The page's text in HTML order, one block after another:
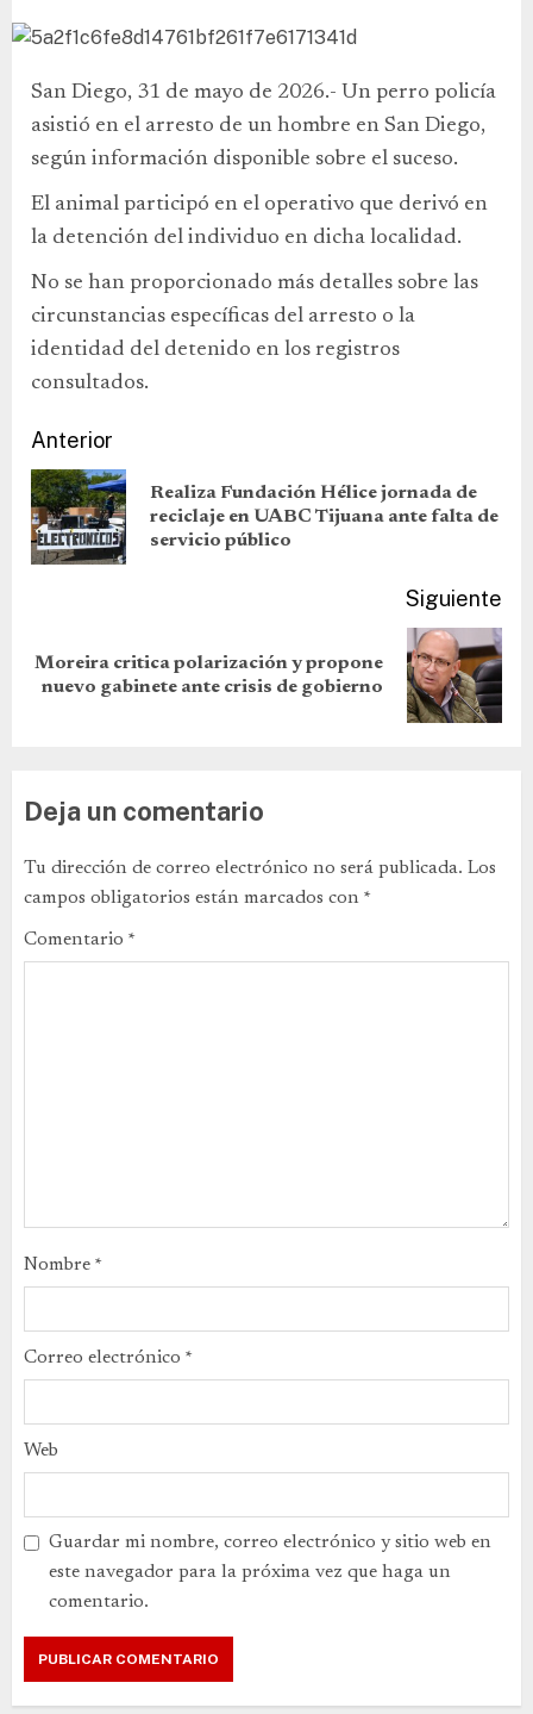
San Diego, 31 de mayo de 2026.- Un perro policía
asistió en el arresto de un hombre en San Diego,
según información disponible sobre el suceso.
El animal participó en el operativo que derivó en
la detención del individuo en dicha localidad.
No se han proporcionado más detalles sobre las
circunstancias específicas del arresto o la
identidad del detenido en los registros
consultados.
Anterior
Realiza Fundación Hélice jornada de
reciclaje en UABC Tijuana ante falta de
servicio público
Siguiente
Moreira critica polarización y propone
nuevo gabinete ante crisis de gobierno
Deja un comentario
Tu dirección de correo electrónico no será publicada. Los
campos obligatorios están marcados con *
Comentario *
Nombre *
Correo electrónico *
Web
Guardar mi nombre, correo electrónico y sitio web en
este navegador para la próxima vez que haga un
comentario.